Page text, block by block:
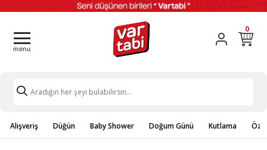
0
Alışveriş Düğün Baby Shower Doğum Günü Kutlama